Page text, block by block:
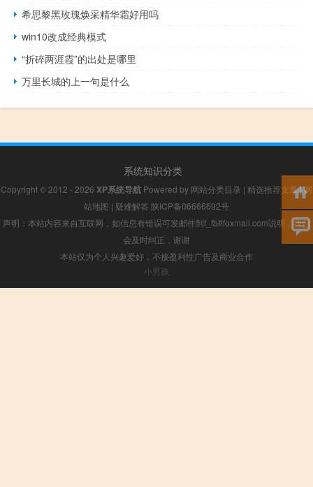
希思黎黑玫瑰焕采精华霜好用吗
win10改成经典模式
“折碎两涯霞”的出处是哪里
万里长城的上一句是什么
系统知识分类
Copyright © 2012 - 2026 XP系统导航 Powered by 网站分类目录 | 精选推荐文章|网
站地图 | 疑难解答 陕ICP备06666692号
声明：本站内容来自互联网，如信息有错误可发邮件到f_fb#foxmail.com说明，我们
会及时纠正，谢谢
本站仅为个人兴趣爱好，不接盈利性广告及商业合作
小男孩